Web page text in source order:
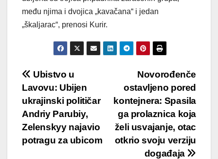
među njima i dvojica „kavačana“ i jedan
„škaljarac“, prenosi Kurir.
Post
navigation
Novorođenče
ostavljeno pored
kontejnera: Spasila
ga prolaznica koja
želi usvajanje, otac
otkrio svoju verziju
događaja
Ubistvo u
Lavovu: Ubijen
ukrajinski političar
Andriy Parubiy,
Zelenskyy najavio
potragu za ubicom